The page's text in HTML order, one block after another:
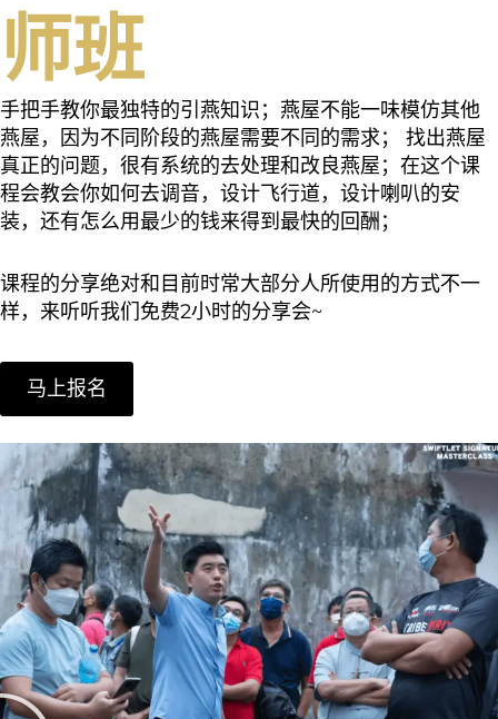
师班
手把手教你最独特的引燕知识；燕屋不能一味模仿其他
燕屋，因为不同阶段的燕屋需要不同的需求； 找出燕屋
真正的问题，很有系统的去处理和改良燕屋；在这个课
程会教会你如何去调音，设计飞行道，设计喇叭的安
装，还有怎么用最少的钱来得到最快的回酬；
课程的分享绝对和目前时常大部分人所使用的方式不一
样，来听听我们免费2小时的分享会~
马上报名